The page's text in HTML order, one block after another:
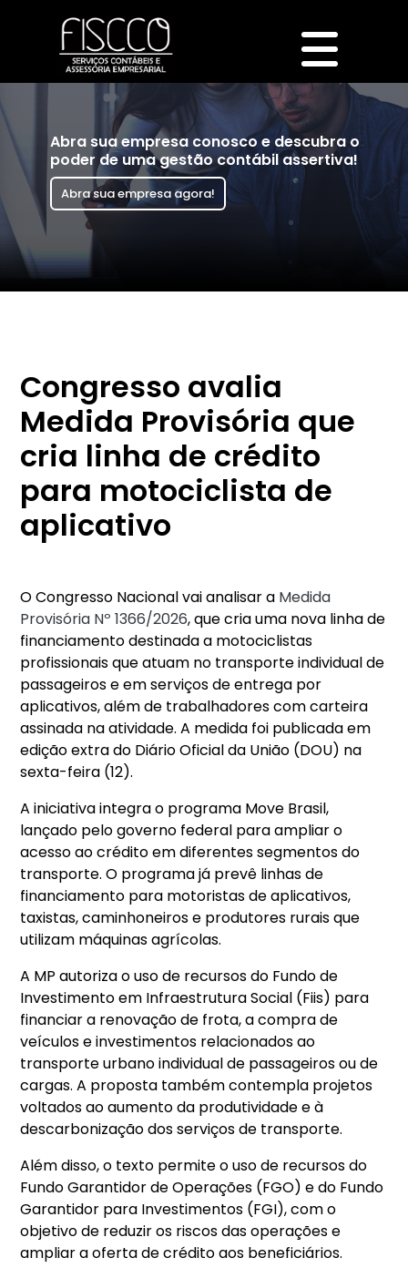
Abra sua empresa conosco e descubra o
poder de uma gestão contábil assertiva!
Abra sua empresa agora!
Congresso avalia
Medida Provisória que
cria linha de crédito
para motociclista de
aplicativo
O Congresso Nacional vai analisar a Medida
Provisória Nº 1366/2026, que cria uma nova linha de
financiamento destinada a motociclistas
profissionais que atuam no transporte individual de
passageiros e em serviços de entrega por
aplicativos, além de trabalhadores com carteira
assinada na atividade. A medida foi publicada em
edição extra do Diário Oficial da União (DOU) na
sexta-feira (12).
A iniciativa integra o programa Move Brasil,
lançado pelo governo federal para ampliar o
acesso ao crédito em diferentes segmentos do
transporte. O programa já prevê linhas de
financiamento para motoristas de aplicativos,
taxistas, caminhoneiros e produtores rurais que
utilizam máquinas agrícolas.
A MP autoriza o uso de recursos do Fundo de
Investimento em Infraestrutura Social (Fiis) para
financiar a renovação de frota, a compra de
veículos e investimentos relacionados ao
transporte urbano individual de passageiros ou de
cargas. A proposta também contempla projetos
voltados ao aumento da produtividade e à
descarbonização dos serviços de transporte.
Além disso, o texto permite o uso de recursos do
Fundo Garantidor de Operações (FGO) e do Fundo
Garantidor para Investimentos (FGI), com o
objetivo de reduzir os riscos das operações e
ampliar a oferta de crédito aos beneficiários.